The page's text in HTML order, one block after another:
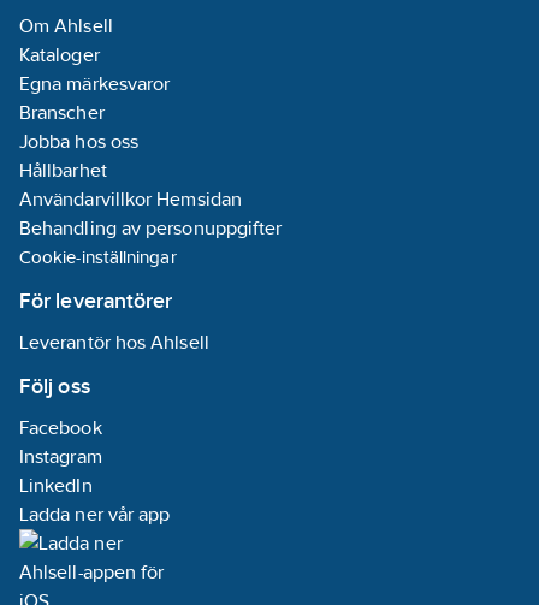
Om Ahlsell
Kataloger
Egna märkesvaror
Branscher
Jobba hos oss
Hållbarhet
Användarvillkor Hemsidan
Behandling av personuppgifter
Cookie-inställningar
För leverantörer
Leverantör hos Ahlsell
Följ oss
Facebook
Instagram
LinkedIn
Ladda ner vår app